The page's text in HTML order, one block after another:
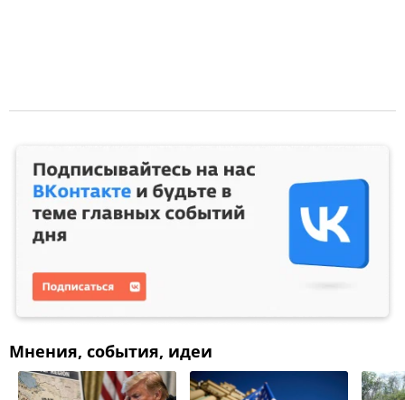
Мнения, события, идеи